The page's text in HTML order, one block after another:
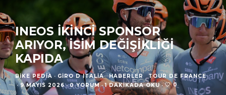
INEOS İKINCI SPONSOR
ARIYOR, İSIM DEĞIŞIKLIĞI
KAPIDA
BIKE PEDIA · GIRO D ITALIA HABERLER
TOUR DE FRANCE
· 9 MAYIS 2026 · 0 YORUM · 1 DAKIKADA OKU · 0